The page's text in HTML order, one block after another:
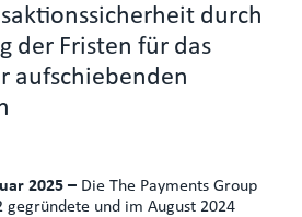
durch
der Fristen für das
aufschiebenden
2025 – Die The Payments Group
gegründete und im August 2024